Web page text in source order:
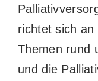
richtet sich an
Themen rund
und die